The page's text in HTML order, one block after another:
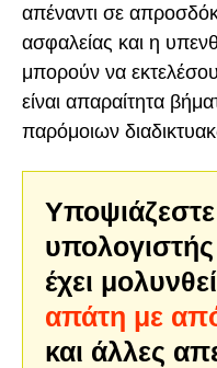
απέναντι σε
ασφαλείας και η
μπορούν να
είναι απαραίτητα
παρόμοιων
Υποψιάζεστε
έχει
απάτη με
και άλλες